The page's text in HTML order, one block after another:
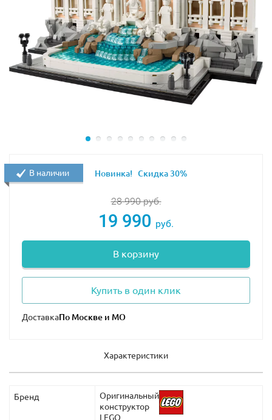
Анджела Мартин, Оскар Мартинес, Кевин Мэлоун,
Стэнли Хадсон, Келли Капур, Филлис Лапин Вэнс,
Мередит. Палмер, Крид Брэттон, Тоби Флендерсон и
Дэррил Филбин, а также фигурка кота Анжелы по
кличке Мусор.
Размеры офиса в собранном виде: 7х30х25 см.
28 990руб.
19 990 руб.
В корзину
Купить в один клик
Доставка
В наличии Новинка! Скидка 30%
Характеристики
Бренд
Оригинальный
конструктор
LEGO